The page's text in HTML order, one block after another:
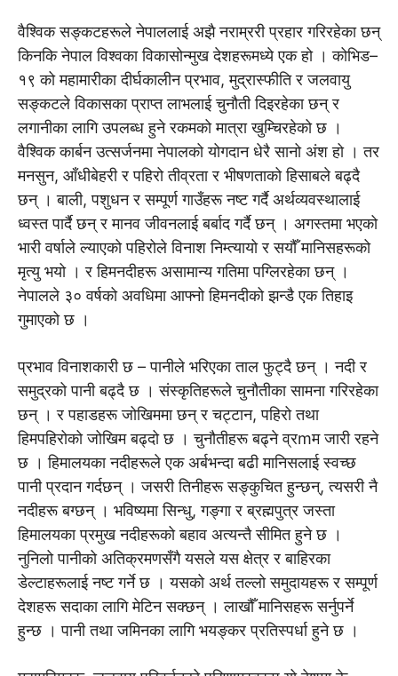
वैश्विक सङ्कटहरूले नेपाललाई अझै नराम्ररी प्रहार गरिरहेका छन्
किनकि नेपाल विश्वका विकासोन्मुख देशहरूमध्ये एक हो । कोभिड–
१९ को महामारीका दीर्घकालीन प्रभाव, मुद्रास्फीति र जलवायु
सङ्कटले विकासका प्राप्त लाभलाई चुनौती दिइरहेका छन् र
लगानीका लागि उपलब्ध हुने रकमको मात्रा खुम्चिरहेको छ ।
वैश्विक कार्बन उत्सर्जनमा नेपालको योगदान धेरै सानो अंश हो । तर
मनसुन, आँधीबेहरी र पहिरो तीव्रता र भीषणताको हिसाबले बढ्दै
छन् । बाली, पशुधन र सम्पूर्ण गाउँहरू नष्ट गर्दै अर्थव्यवस्थालाई
ध्वस्त पार्दै छन् र मानव जीवनलाई बर्बाद गर्दै छन् । अगस्तमा भएको
भारी वर्षाले ल्याएको पहिरोले विनाश निम्त्यायो र सयौँ मानिसहरूको
मृत्यु भयो । र हिमनदीहरू असामान्य गतिमा पग्लिरहेका छन् ।
नेपालले ३० वर्षको अवधिमा आफ्नो हिमनदीको झन्डै एक तिहाइ
गुमाएको छ ।
प्रभाव विनाशकारी छ – पानीले भरिएका ताल फुट्दै छन् । नदी र
समुद्रको पानी बढ्दै छ । संस्कृतिहरूले चुनौतीका सामना गरिरहेका
छन् । र पहाडहरू जोखिममा छन् र चट्टान, पहिरो तथा
हिमपहिरोको जोखिम बढ्दो छ । चुनौतीहरू बढ्ने व्रmम जारी रहने
छ । हिमालयका नदीहरूले एक अर्बभन्दा बढी मानिसलाई स्वच्छ
पानी प्रदान गर्दछन् । जसरी तिनीहरू सङ्कुचित हुन्छन्, त्यसरी नै
नदीहरू बग्छन् । भविष्यमा सिन्धु, गङ्गा र ब्रह्मपुत्र जस्ता
हिमालयका प्रमुख नदीहरूको बहाव अत्यन्तै सीमित हुने छ ।
नुनिलो पानीको अतिक्रमणसँगै यसले यस क्षेत्र र बाहिरका
डेल्टाहरूलाई नष्ट गर्ने छ । यसको अर्थ तल्लो समुदायहरू र सम्पूर्ण
देशहरू सदाका लागि मेटिन सक्छन् । लाखौँ मानिसहरू सर्नुपर्ने
हुन्छ । पानी तथा जमिनका लागि भयङ्कर प्रतिस्पर्धा हुने छ ।